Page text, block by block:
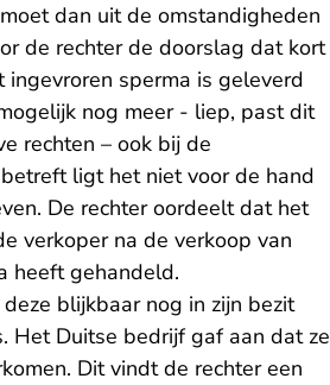
dan uit de omstandigheden
de rechter de doorslag dat kort
sperma is geleverd
nog meer - liep, past dit
rechten – ook bij de
ligt het niet voor de hand
De rechter oordeelt dat het
verkoper na de verkoop van
heeft gehandeld.
blijkbaar nog in zijn bezit
Het Duitse bedrijf gaf aan dat ze
Dit vindt de rechter een